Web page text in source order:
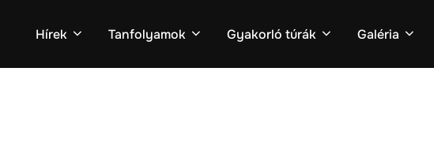
Hírek Tanfolyamok Gyakorló túrák Galéria